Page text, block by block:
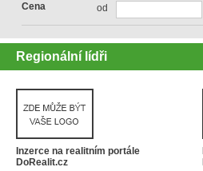
Cena od
Regionální lídři
Inzerce na realitním portále
DoRealit.cz